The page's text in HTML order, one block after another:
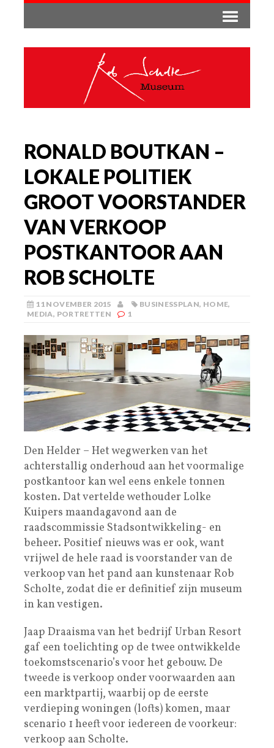
RONALD BOUTKAN –
LOKALE POLITIEK
GROOT VOORSTANDER
VAN VERKOOP
POSTKANTOOR AAN
ROB SCHOLTE
11 NOVEMBER 2015 BUSINESSPLAN, HOME,
MEDIA, PORTRETTEN 1
Den Helder – Het wegwerken van het
achterstallig onderhoud aan het voormalige
postkantoor kan wel eens enkele tonnen
kosten. Dat vertelde wethouder Lolke
Kuipers maandagavond aan de
raadscommissie Stadsontwikkeling- en
beheer. Positief nieuws was er ook, want
vrijwel de hele raad is voorstander van de
verkoop van het pand aan kunstenaar Rob
Scholte, zodat die er definitief zijn museum
in kan vestigen.
Jaap Draaisma van het bedrijf Urban Resort
gaf een toelichting op de twee ontwikkelde
toekomstscenario’s voor het gebouw. De
tweede is verkoop onder voorwaarden aan
een marktpartij, waarbij op de eerste
verdieping woningen (lofts) komen, maar
scenario 1 heeft voor iedereen de voorkeur:
verkoop aan Scholte.